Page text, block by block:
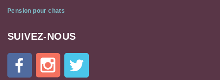
Pension pour chats
Cat
Flat
SUIVEZ-NOUS